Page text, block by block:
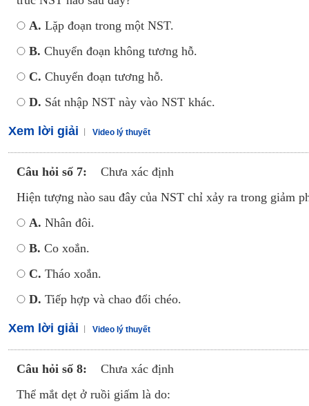
A. Lặp đoạn trong một NST.
B. Chuyển đoạn không tương hỗ.
C. Chuyển đoạn tương hỗ.
D. Sát nhập NST này vào NST khác.
Xem lời giải Video lý thuyết
Câu hỏi số 7:
Chưa xác định
Hiện tượng nào sau đây của NST chỉ xảy ra trong giảm
A. Nhân đôi.
B. Co xoắn.
C. Tháo xoắn.
D. Tiếp hợp và chao đổi chéo.
Xem lời giải Video lý thuyết
Câu hỏi số 8:
Chưa xác định
Thể mắt dẹt ở ruồi giấm là do: